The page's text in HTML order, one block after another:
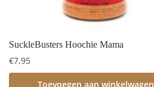
SuckleBusters Hoochie Mama
€7,95
Toevoegen aan winkelwagen